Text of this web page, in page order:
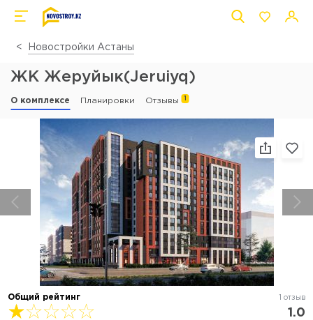
Новостройки Астаны
ЖК Жеруйык(Jeruiyq)
О комплексе Планировки Отзывы 1
Общий рейтинг 1 отзыв
1.0